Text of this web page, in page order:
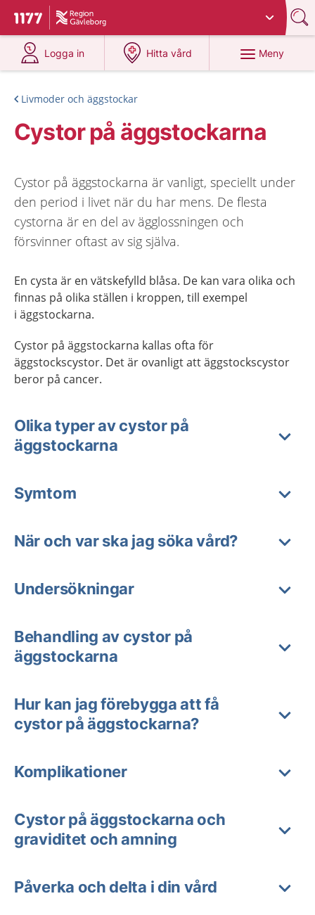
Till startsidan för 1177
Du har valt region
Logga in
på 1177.se
Hitta vård
på 1177.se
Meny
Livmoder och äggstockar
Cystor på äggstockarna
Cystor på äggstockarna är vanligt, speciellt under
den period i livet när du har mens. De flesta
cystorna är en del av ägglossningen och
försvinner oftast av sig själva.
En cysta är en vätskefylld blåsa. De kan vara olika och
finnas på olika ställen i kroppen, till exempel
i äggstockarna.
Cystor på äggstockarna kallas ofta för
äggstockscystor. Det är ovanligt att äggstockscystor
beror på cancer.
Olika typer av cystor på
äggstockarna
Symtom
När och var ska jag söka vård?
Undersökningar
Behandling av cystor på
äggstockarna
Hur kan jag förebygga att få
cystor på äggstockarna?
Komplikationer
Cystor på äggstockarna och
graviditet och amning
Påverka och delta i din vård